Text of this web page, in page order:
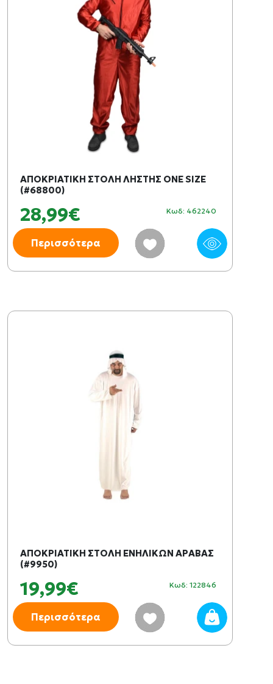
ΑΠΟΚΡΙΑΤΙΚΗ ΣΤΟΛΗ ΛΗΣΤΗΣ ONE SIZE
(#68800)
28,99€ Κωδ: 462240
Περισσότερα
ΑΠΟΚΡΙΑΤΙΚΗ ΣΤΟΛΗ ΕΝΗΛΙΚΩΝ ΑΡΑΒΑΣ
(#9950)
19,99€ Κωδ: 122846
Περισσότερα